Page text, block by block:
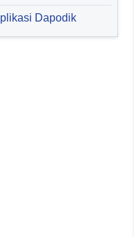
Dapodik